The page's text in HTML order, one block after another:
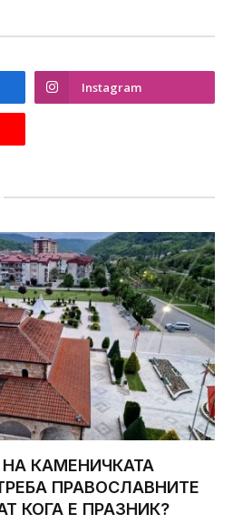
Instagram
КАМЕНИЧКАТА
ПРАВОСЛАВНИТЕ
КОГА Е ПРАЗНИК?